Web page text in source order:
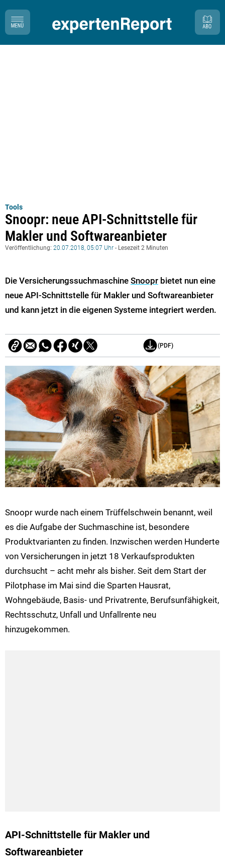
Tools
Snoopr: neue API-Schnittstelle für
Makler und Softwareanbieter
Veröffentlichung: 20.07.2018, 05:07 Uhr - Lesezeit 2 Minuten
Die Versicherungssuchmaschine Snoopr bietet nun eine
neue API-Schnittstelle für Makler und Softwareanbieter
und kann jetzt in die eigenen Systeme integriert werden.
(PDF)
Snoopr wurde nach einem Trüffelschwein benannt, weil
es die Aufgabe der Suchmaschine ist, besondere
Produktvarianten zu finden. Inzwischen werden Hunderte
von Versicherungen in jetzt 18 Verkaufsprodukten
durchsucht – acht mehr als bisher. Seit dem Start der
Pilotphase im Mai sind die Sparten Hausrat,
Wohngebäude, Basis- und Privatrente, Berufsunfähigkeit,
Rechtsschutz, Unfall und Unfallrente neu
hinzugekommen.
API-Schnittstelle für Makler und
Softwareanbieter